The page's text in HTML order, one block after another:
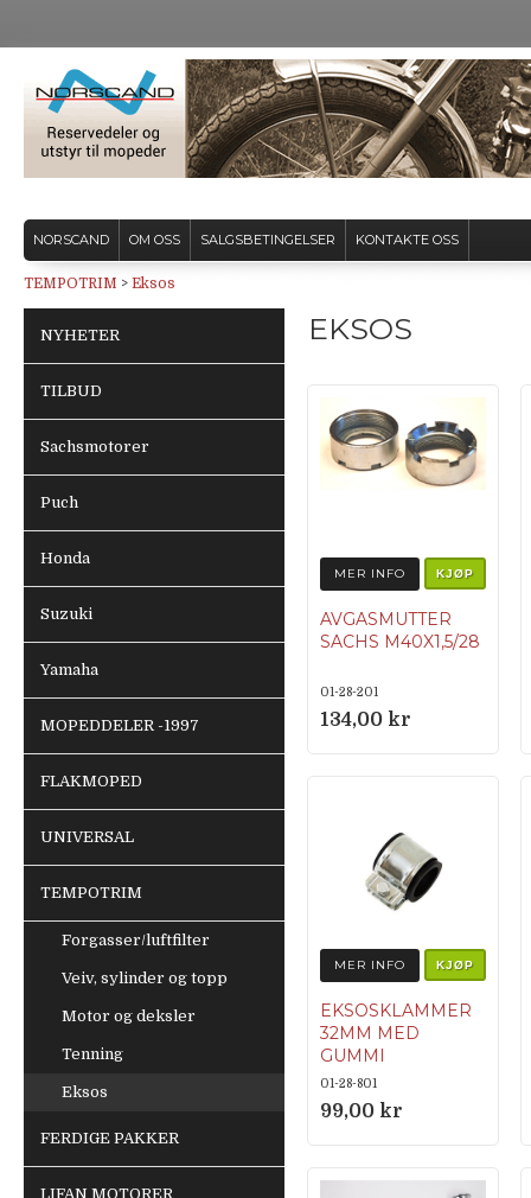
NORSCAND OM OSS SALGSBETINGELSER KONTAKTE OSS
TEMPOTRIM > Eksos
NYHETER
TILBUD
Sachsmotorer
Puch
Honda
Suzuki
Yamaha
MOPEDDELER -1997
FLAKMOPED
UNIVERSAL
TEMPOTRIM
Forgasser/luftfilter
Veiv, sylinder og topp
Motor og deksler
Tenning
Eksos
FERDIGE PAKKER
LIFAN MOTORER
EKSOS
MER INFO KJØP
AVGASMUTTER
SACHS M40X1,5/28
01-28-201
134,00 kr
MER INFO KJØP
EKSOSKLAMMER
32MM MED
GUMMI
01-28-801
99,00 kr